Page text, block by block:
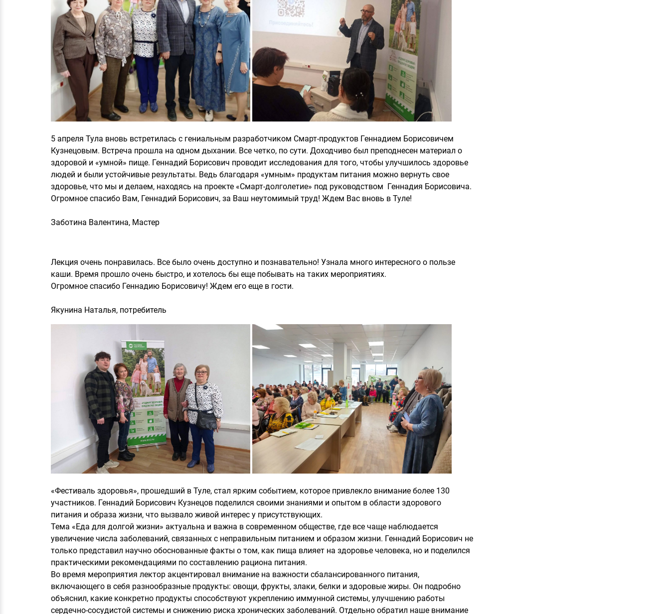
5 апреля Тула вновь встретилась с гениальным разработчиком Смарт-продуктов Геннадием Борисовичем
Кузнецовым. Встреча прошла на одном дыхании. Все четко, по сути. Доходчиво был преподнесен материал о
здоровой и «умной» пище. Геннадий Борисович проводит исследования для того, чтобы улучшилось здоровье
людей и были устойчивые результаты. Ведь благодаря «умным» продуктам питания можно вернуть свое
здоровье, что мы и делаем, находясь на проекте «Смарт-долголетие» под руководством Геннадия Борисовича.
Огромное спасибо Вам, Геннадий Борисович, за Ваш неутомимый труд! Ждем Вас вновь в Туле!
Заботина Валентина, Мастер
Лекция очень понравилась. Все было очень доступно и познавательно! Узнала много интересного о пользе
каши. Время прошло очень быстро, и хотелось бы еще побывать на таких мероприятиях.
Огромное спасибо Геннадию Борисовичу! Ждем его еще в гости.
Якунина Наталья, потребитель
«Фестиваль здоровья», прошедший в Туле, стал ярким событием, которое привлекло внимание более 130
участников. Геннадий Борисович Кузнецов поделился своими знаниями и опытом в области здорового
питания и образа жизни, что вызвало живой интерес у присутствующих.
Тема «Еда для долгой жизни» актуальна и важна в современном обществе, где все чаще наблюдается
увеличение числа заболеваний, связанных с неправильным питанием и образом жизни. Геннадий Борисович не
только представил научно обоснованные факты о том, как пища влияет на здоровье человека, но и поделился
практическими рекомендациями по составлению рациона питания.
Во время мероприятия лектор акцентировал внимание на важности сбалансированного питания,
включающего в себя разнообразные продукты: овощи, фрукты, злаки, белки и здоровые жиры. Он подробно
объяснил, какие конкретно продукты способствуют укреплению иммунной системы, улучшению работы
сердечно-сосудистой системы и снижению риска хронических заболеваний. Отдельно обратил наше внимание